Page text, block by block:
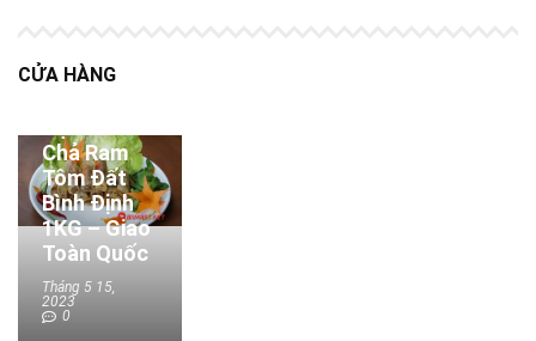
CỬA HÀNG
Chả Ram
Tôm Đất
Bình Định
1KG – Giao
Toàn Quốc
Tháng 5 15,
2023
0